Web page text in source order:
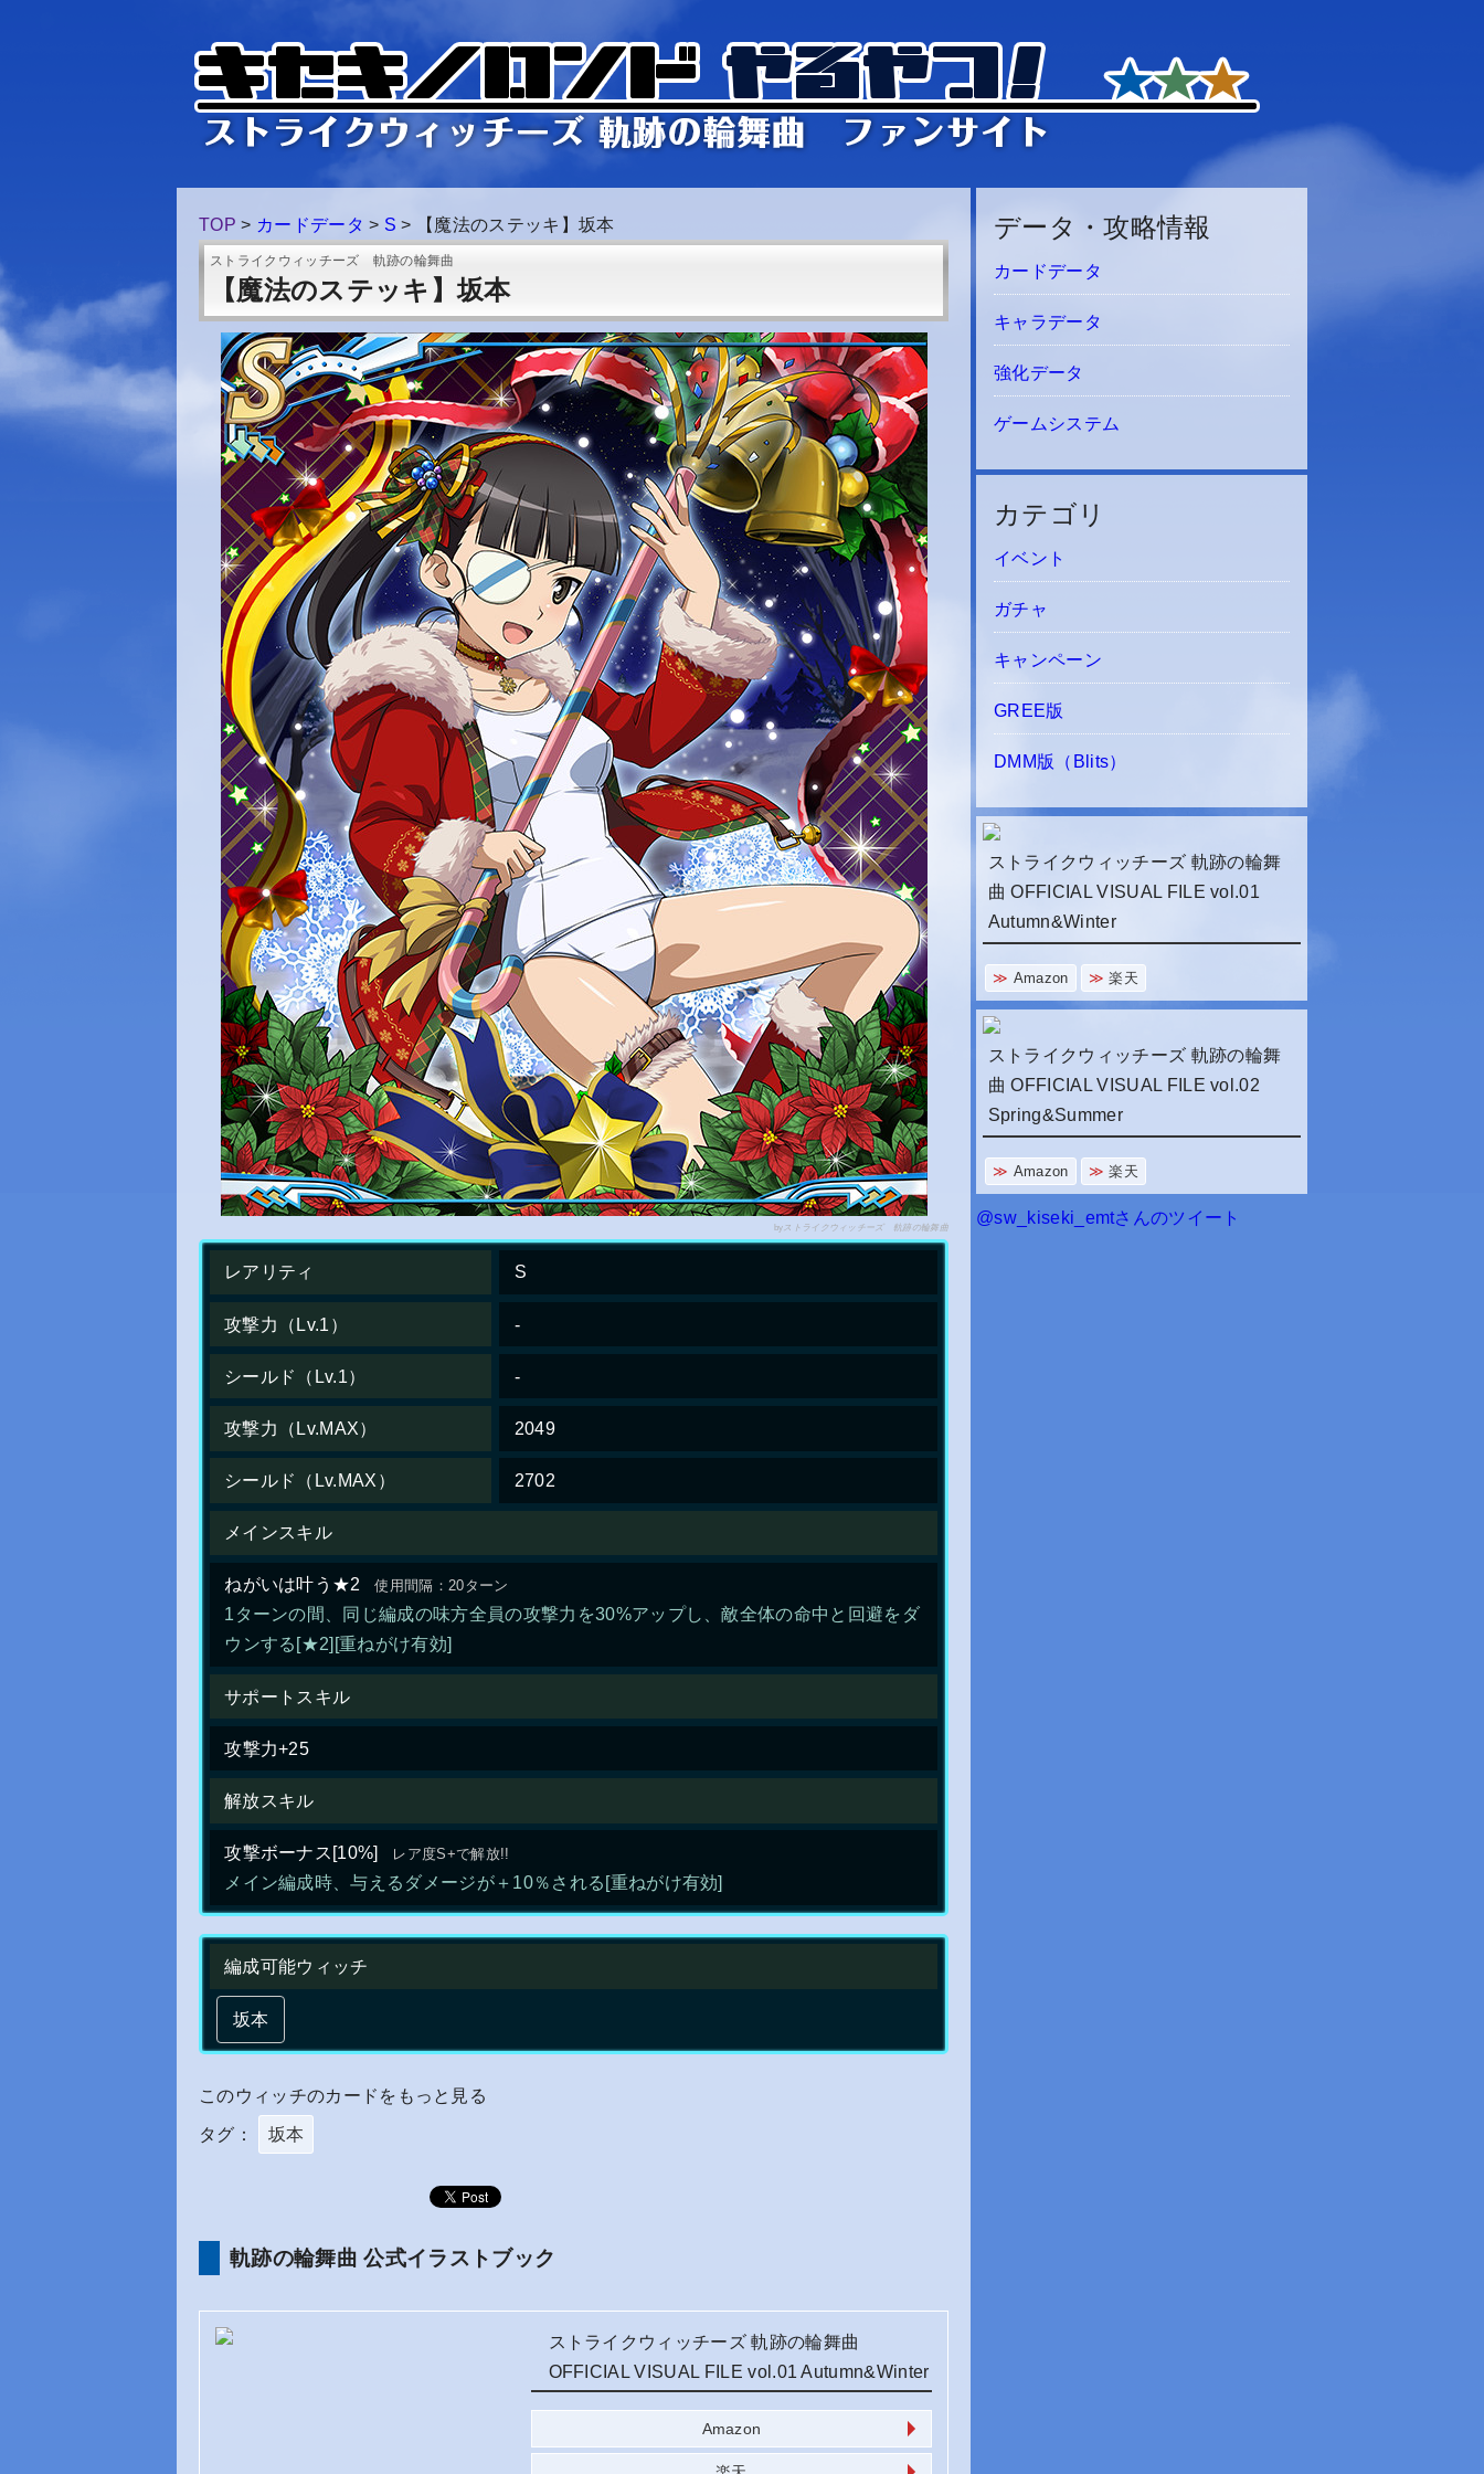
TOP > カードデータ > S > 【魔法のステッキ】坂本
ストライクウィッチーズ 軌跡の輪舞曲
【魔法のステッキ】坂本
byストライクウィッチーズ 軌跡の輪舞曲
レアリティ S
攻撃力（Lv.1） -
シールド（Lv.1） -
攻撃力（Lv.MAX） 2049
シールド（Lv.MAX） 2702
メインスキル
ねがいは叶う★2 使用間隔：20ターン
1ターンの間、同じ編成の味方全員の攻撃力を30%アップし、敵全体の命中と回避をダ
ウンする[★2][重ねがけ有効]
サポートスキル
攻撃力+25
解放スキル
攻撃ボーナス[10%] レア度S+で解放!!
メイン編成時、与えるダメージが＋10％される[重ねがけ有効]
編成可能ウィッチ
坂本
このウィッチのカードをもっと見る
タグ： 坂本
軌跡の輪舞曲 公式イラストブック
ストライクウィッチーズ 軌跡の輪舞曲
OFFICIAL VISUAL FILE vol.01 Autumn&Winter
Amazon
データ・攻略情報
カードデータ
キャラデータ
強化データ
ゲームシステム
カテゴリ
イベント
ガチャ
キャンペーン
GREE版
DMM版（Blits）
ストライクウィッチーズ 軌跡の輪舞
曲 OFFICIAL VISUAL FILE vol.01
Autumn&Winter
Amazon 楽天
ストライクウィッチーズ 軌跡の輪舞
曲 OFFICIAL VISUAL FILE vol.02
Spring&Summer
Amazon 楽天
@sw_kiseki_emtさんのツイート